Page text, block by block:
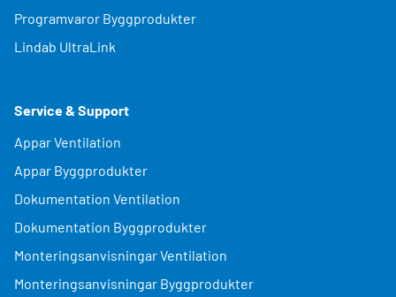
Programvaror Byggprodukter
Lindab UltraLink
Service & Support
Appar Ventilation
Appar Byggprodukter
Dokumentation Ventilation
Dokumentation Byggprodukter
Monteringsanvisningar Ventilation
Monteringsanvisningar Byggprodukter